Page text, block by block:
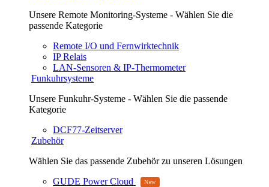
Unsere Remote Monitoring-Systeme - Wählen Sie die
passende Kategorie
Remote I/O und Fernwirktechnik
IP Relais
LAN-Sensoren & IP-Thermometer
Funkuhrsysteme
Unsere Funkuhr-Systeme - Wählen Sie die passende
Kategorie
DCF77-Zeitserver
Zubehör
Wählen Sie das passende Zubehör zu unseren Lösungen
GUDE Power Cloud